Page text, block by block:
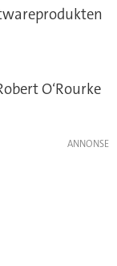
O‘Rourke